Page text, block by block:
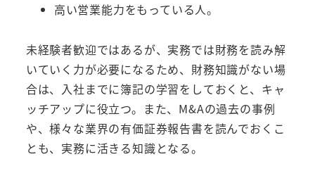
高い営業能力をもっている人。
未経験者歓迎ではあるが、実務では財務を読み解
いていく力が必要になるため、財務知識がない場
合は、入社までに簿記の学習をしておくと、キャ
ッチアップに役立つ。また、M&Aの過去の事例
や、様々な業界の有価証券報告書を読んでおくこ
とも、実務に活きる知識となる。